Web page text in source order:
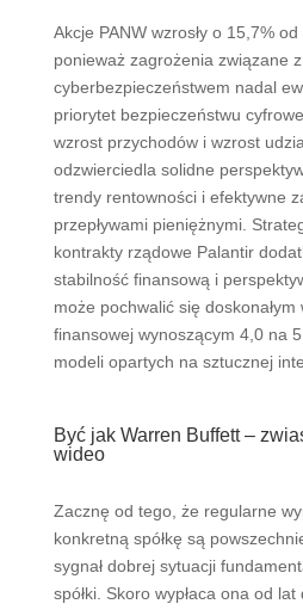
Akcje PANW wzrosły o 15,7%
ponieważ zagrożenia związane z
cyberbezpieczeństwem nadal
priorytet bezpieczeństwu
wzrost przychodów i wzrost
odzwierciedla solidne
trendy rentowności i efektywne
przepływami pieniężnymi.
kontrakty rządowe Palantir
stabilność finansową i
może pochwalić się
finansowej wynoszącym 4,0 na
modeli opartych na sztucznej
Być jak Warren Buffett –
wideo
Zacznę od tego, że regularne
konkretną spółkę są
sygnał dobrej sytuacji
spółki. Skoro wypłaca ona od